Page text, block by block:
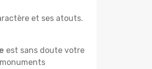
et ses atouts.
est sans doute votre